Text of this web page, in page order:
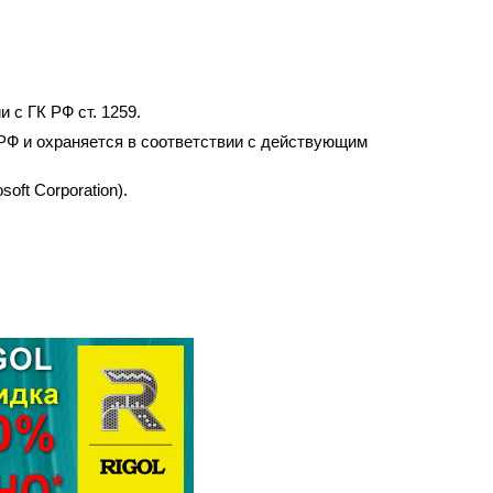
с ГК РФ ст. 1259.
и охраняется в соответствии с действующим
Corporation).